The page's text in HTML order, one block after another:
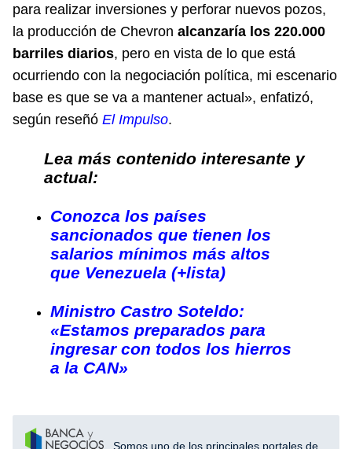
para realizar inversiones y perforar nuevos pozos,
la producción de Chevron alcanzaría los 220.000
barriles diarios, pero en vista de lo que está
ocurriendo con la negociación política, mi escenario
base es que se va a mantener actual», enfatizó,
según reseñó El Impulso.
Lea más contenido interesante y
actual:
Conozca los países
sancionados que tienen los
salarios mínimos más altos
que Venezuela (+lista)
Ministro Castro Soteldo:
«Estamos preparados para
ingresar con todos los hierros
a la CAN»
Somos uno de los principales portales de